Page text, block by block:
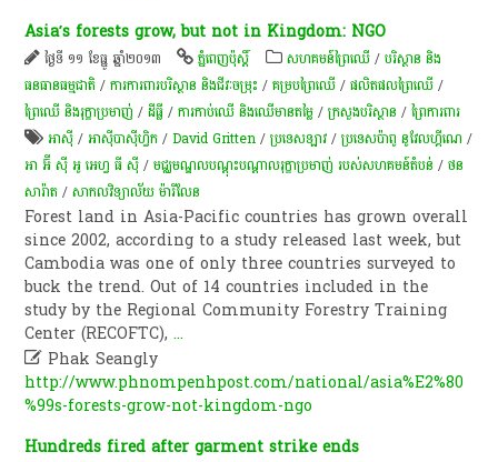
Asia’s forests grow, but not in Kingdom: NGO
ថ្ងៃទី ១១ ខែធ្នូ ឆ្នាំ២០១៣ ភ្នំពេញប៉ុស្តិ៍ សហគមន៍ព្រៃឈើ /បរិស្ថាន និង
ធនធានធម្មជាតិ /ការការពារបរិស្ថាន និងជីវៈចម្រុះ /គម្របព្រៃឈើ /​ផលិតផល​ព្រៃឈើ​ /
ព្រៃឈើ និងរុក្ខាប្រមាញ់ /ដីធ្លី /ការកាប់​ឈើ និង​ឈើ​មានតម្លៃ​ /ក្រសួងបរិស្ថាន /ព្រៃការពារ
អាស៊ី /អាស៊ីបាស៊ីហ្វិក /David Gritten /ប្រទេសឡាវ /ប្រទេស​ប៉ាពូ នូវែលហ្គីណេ /
អា អ៊ី ស៊ី អូ អេហ្វ ធី ស៊ី /មជ្ឈមណ្ឌល​បណ្តុះ​បណ្តាល​រុក្ខា​ប្រមាញ់ របស់​សហគមន៍​តំបន់ /ថន
សារ៉ាត /សាកលវិទ្យាល័យ ម៉ារីលែន
Forest land in Asia-Pacific countries has grown overall
since 2002, according to a study released last week, but
Cambodia was one of only three countries surveyed to
buck the trend. Out of 14 countries included in the
study by the Regional Community Forestry Training
Center (RECOFTC),...
 Phak Seangly
http://www.phnompenhpost.com/national/asia%E2%80
%99s-forests-grow-not-kingdom-ngo
Hundreds fired after garment strike ends